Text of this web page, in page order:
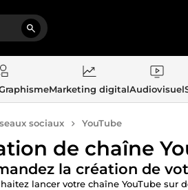
Marketing digitalAudiovisuel
sociaux YouTube
de chaîne
la création de
lancer votre chaîne YouTube sur